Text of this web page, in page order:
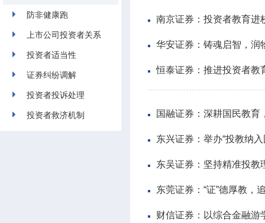
防非健康跑
上市公司投资者关系
投资者适当性
证券纠纷调解
投资者投诉处理
投资者救济机制
南京证券：投资者教育进
华安证券：铸魂启智，
恒泰证券：推进投资者教
国融证券：深耕国民教育
东兴证券：举办“投教纳
东吴证券：坚持精准投教
东莞证券：“证”德厚教，
财信证券：以综合金融游